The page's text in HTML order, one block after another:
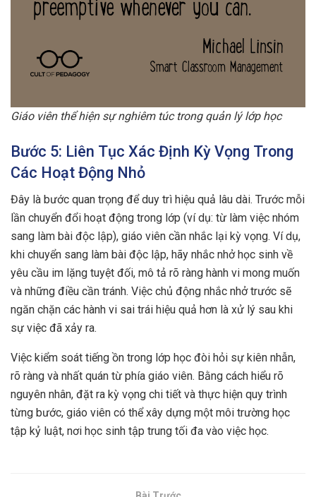
Giáo viên thể hiện sự nghiêm túc trong quản lý lớp học
Bước 5: Liên Tục Xác Định Kỳ Vọng Trong
Các Hoạt Động Nhỏ
Đây là bước quan trọng để duy trì hiệu quả lâu dài. Trước mỗi
lần chuyển đổi hoạt động trong lớp (ví dụ: từ làm việc nhóm
sang làm bài độc lập), giáo viên cần nhắc lại kỳ vọng. Ví dụ,
khi chuyển sang làm bài độc lập, hãy nhắc nhở học sinh về
yêu cầu im lặng tuyệt đối, mô tả rõ ràng hành vi mong muốn
và những điều cần tránh. Việc chủ động nhắc nhở trước sẽ
ngăn chặn các hành vi sai trái hiệu quả hơn là xử lý sau khi
sự việc đã xảy ra.
Việc kiểm soát tiếng ồn trong lớp học đòi hỏi sự kiên nhẫn,
rõ ràng và nhất quán từ phía giáo viên. Bằng cách hiểu rõ
nguyên nhân, đặt ra kỳ vọng chi tiết và thực hiện quy trình
từng bước, giáo viên có thể xây dựng một môi trường học
tập kỷ luật, nơi học sinh tập trung tối đa vào việc học.